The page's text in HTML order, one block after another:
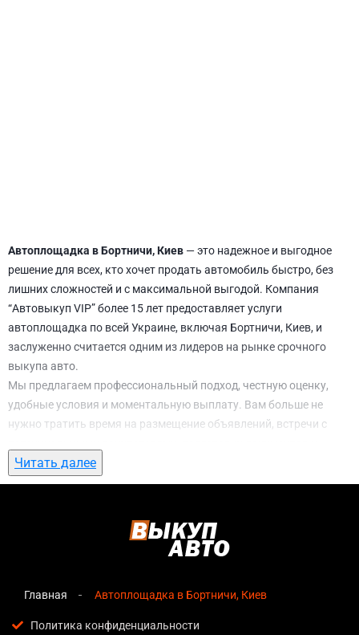
Автоплощадка в Бортничи, Киев — это надежное и выгодное
решение для всех, кто хочет продать автомобиль быстро, без
лишних сложностей и с максимальной выгодой. Компания
“Автовыкуп VIP” более 15 лет предоставляет услуги
автоплощадка по всей Украине, включая Бортничи, Киев, и
заслуженно считается одним из лидеров на рынке срочного
выкупа авто.
Мы предлагаем профессиональный подход, честную оценку,
удобные условия и моментальную выплату. Вам больше не
нужно тратить время на размещение объявлений, встречи с
ожидание. С нами вы можете
всего за 1 день.
автоплощадка в Бортничи, Киев
озвучивается сразу после обращения, без скрытых
Прозрачные условия— все этапы сделки полностью
Читать далее
Главная Автоплощадка в Бортничи, Киев
Политика конфиденциальности